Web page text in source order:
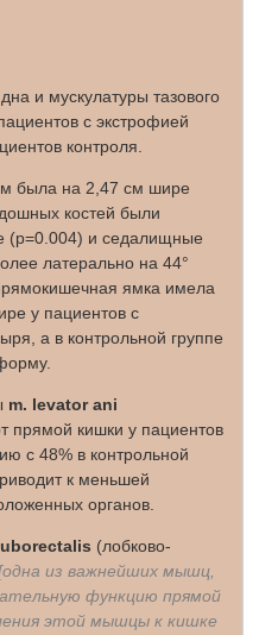
и мускулатуры тазового
с экстрофией
контроля.
была на 2,47 см шире
костей были
(p=0.004) и седалищные
латерально на 44°
ямка имела
у пациентов с
а в контрольной группе
m. levator ani
прямой кишки у пациентов
с 48% в контрольной
к меньшей
органов.
(лобково-
из важнейших мышц,
функцию прямой
этой мышцы к кишке